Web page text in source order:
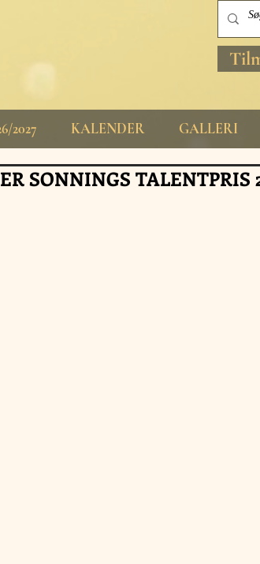
2027 KALENDER GALLERI
SONNINGS TALENTPRIS